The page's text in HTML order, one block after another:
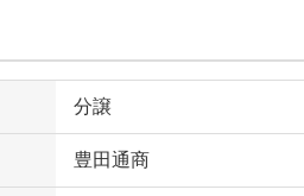
分譲
豊田通商